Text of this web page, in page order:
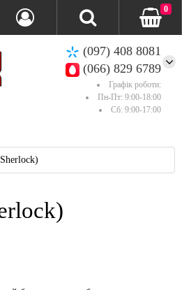
(097) 408 8081
(066) 829 6789
Графік роботи:
Пн-Пт: 9:00-18:00
Сб: 9:00-17:00
0